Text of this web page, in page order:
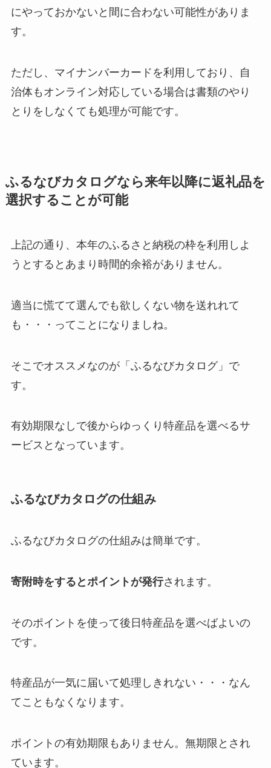
にやっておかないと間に合わない可能性がありま
す。
ただし、マイナンバーカードを利用しており、自
治体もオンライン対応している場合は書類のやり
とりをしなくても処理が可能です。
ふるなびカタログなら来年以降に返礼品を
選択することが可能
上記の通り、本年のふるさと納税の枠を利用しよ
うとするとあまり時間的余裕がありません。
適当に慌てて選んでも欲しくない物を送れれて
も・・・ってことになりましね。
そこでオススメなのが「ふるなびカタログ」で
す。
有効期限なしで後からゆっくり特産品を選べるサ
ービスとなっています。
ふるなびカタログの仕組み
ふるなびカタログの仕組みは簡単です。
寄附時をするとポイントが発行されます。
そのポイントを使って後日特産品を選べばよいの
です。
特産品が一気に届いて処理しきれない・・・なん
てこともなくなります。
ポイントの有効期限もありません。無期限とされ
ています。